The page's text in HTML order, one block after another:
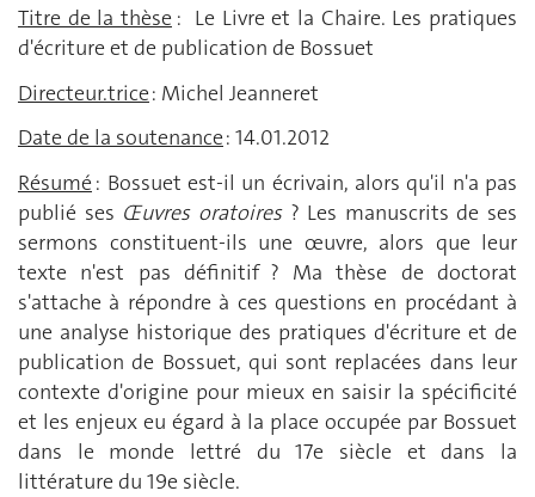
Titre de la thèse : Le Livre et la Chaire. Les pratiques
d'écriture et de publication de Bossuet
Directeur.trice: Michel Jeanneret
Date de la soutenance: 14.01.2012
Résumé: Bossuet est-il un écrivain, alors qu'il n'a pas
publié ses Œuvres oratoires ? Les manuscrits de ses
sermons constituent-ils une œuvre, alors que leur
texte n'est pas définitif ? Ma thèse de doctorat
s'attache à répondre à ces questions en procédant à
une analyse historique des pratiques d'écriture et de
publication de Bossuet, qui sont replacées dans leur
contexte d'origine pour mieux en saisir la spécificité
et les enjeux eu égard à la place occupée par Bossuet
dans le monde lettré du 17e siècle et dans la
littérature du 19e siècle.